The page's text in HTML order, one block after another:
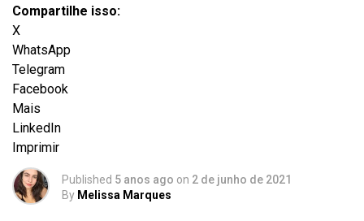
Compartilhe isso:
X
WhatsApp
Telegram
Facebook
Mais
LinkedIn
Imprimir
Published 5 anos ago on 2 de junho de 2021
By Melissa Marques